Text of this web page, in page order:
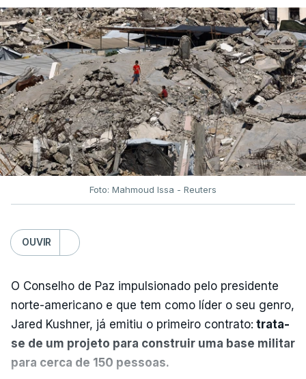
Foto: Mahmoud Issa - Reuters
OUVIR
O Conselho de Paz impulsionado pelo presidente
norte-americano e que tem como líder o seu genro,
Jared Kushner, já emitiu o primeiro contrato: trata-
se de um projeto para construir uma base militar
para cerca de 150 pessoas.